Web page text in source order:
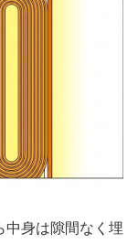
中身は隙間なく埋